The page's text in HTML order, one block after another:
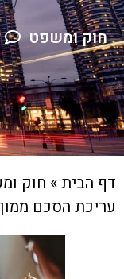
חוק ומשפט
דף הבית» חוק
עריכת הסכם ממון